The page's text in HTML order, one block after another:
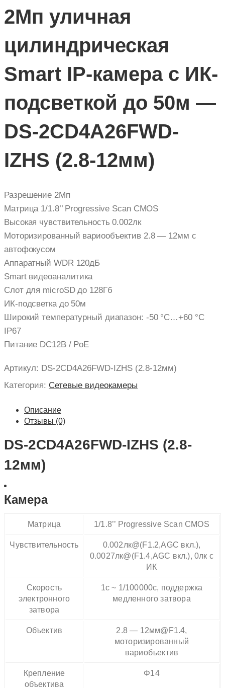
2Мп уличная
цилиндрическая
Smart IP-камера с ИК-
подсветкой до 50м —
DS-2CD4A26FWD-
IZHS (2.8-12мм)
Разрешение 2Мп
Матрица 1/1.8’’ Progressive Scan CMOS
Высокая чувствительность 0.002лк
Моторизированный вариообъектив 2.8 — 12мм с
автофокусом
Аппаратный WDR 120дБ
Smart видеоаналитика
Слот для microSD до 128Гб
ИК-подсветка до 50м
Широкий температурный диапазон: -50 °C…+60 °C
IP67
Питание DC12В / PoE
Артикул: DS-2CD4A26FWD-IZHS (2.8-12мм)
Категория: Сетевые видеокамеры
Описание
Отзывы (0)
DS-2CD4A26FWD-IZHS (2.8-
12мм)
Камера
Матрица 1/1.8’’ Progressive Scan CMOS
Чувствительность
0.002лк@(F1.2,AGC вкл.),
0.0027лк@(F1.4,AGC вкл.), 0лк с
ИК
Скорость
электронного
затвора
1с ~ 1/100000с, поддержка
медленного затвора
Объектив
2.8 — 12мм@F1.4,
моторизированный
вариобъектив
Крепление
объектива
Φ14